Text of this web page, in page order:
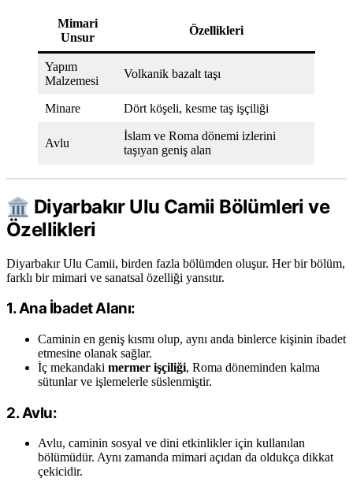
Mimari
Unsur
Özellikleri
Yapım
Malzemesi
Volkanik bazalt taşı
Minare Dört köşeli, kesme taş işçiliği
Avlu
İslam ve Roma dönemi izlerini
taşıyan geniş alan
🏛️ Diyarbakır Ulu Camii Bölümleri ve
Özellikleri
Diyarbakır Ulu Camii, birden fazla bölümden oluşur. Her bir bölüm,
farklı bir mimari ve sanatsal özelliği yansıtır.
1.Ana İbadet Alanı:
Caminin en geniş kısmı olup, aynı anda binlerce kişinin ibadet
etmesine olanak sağlar.
İç mekandaki mermer işçiliği, Roma döneminden kalma
sütunlar ve işlemelerle süslenmiştir.
2.Avlu:
Avlu, caminin sosyal ve dini etkinlikler için kullanılan
bölümüdür. Aynı zamanda mimari açıdan da oldukça dikkat
çekicidir.